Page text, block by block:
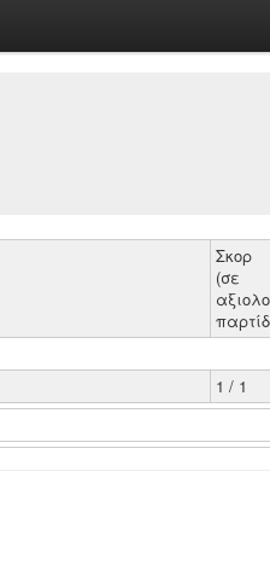
Σκορ
(σε
1 / 1